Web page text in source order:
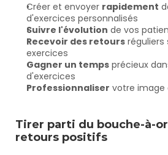
Créer et envoyer rapidement
d'exercices personnalisés
Suivre l'évolution de vos
Recevoir des retours réguliers
exercices
Gagner un temps précieux
d'exercices
Professionnaliser votre image
Tirer parti du bouche-à-
retours positifs